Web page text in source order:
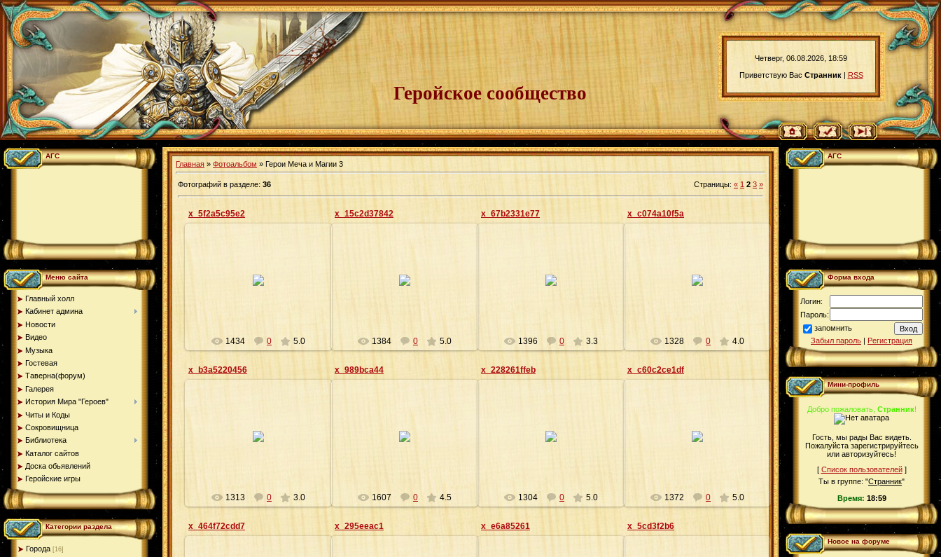
Четверг, 06.08.2026, 18:59
Приветствую Вас Странник| RSS
Геройское сообщество
АГС
Меню сайта
Главный холл
Кабинет админа
Новости
Видео
Музыка
Гостевая
Таверна(форум)
Галерея
История Мира "Героев"
Читы и Коды
Сокровищница
Библиотека
Каталог сайтов
Доска обьявлений
Геройские игры
Категории раздела
Города [16]
Главная » Фотоальбом » Герои Меча и Магии 3
Фотографий в разделе: 36 Страницы: « 1 2 3 »
x_5f2a5c95e2
1434 0 5.0
x_15c2d37842
1384 0 5.0
x_67b2331e77
1396 0 3.3
x_c074a10f5a
1328 0 4.0
x_b3a5220456
1313 0 3.0
x_989bca44
1607 0 4.5
x_228261ffeb
1304 0 5.0
x_c60c2ce1df
1372 0 5.0
x_464f72cdd7 x_295eeac1 x_e6a85261 x_5cd3f2b6
АГС
Форма входа
Логин:
Пароль:
запомнить
Забыл пароль | Регистрация
Мини-профиль
Добро пожаловать, Странник!
Гость, мы рады Вас видеть.
Пожалуйста зарегистрируйтесь
или авторизуйтесь!
[ Список пользователей]
Ты в группе: "Странник"
Время: 18:59
Новое на форуме